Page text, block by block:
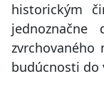
historickým
jednoznačne
zvrchovaného
budúcnosti do